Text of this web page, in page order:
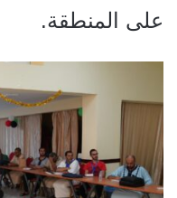
على المنطقة.